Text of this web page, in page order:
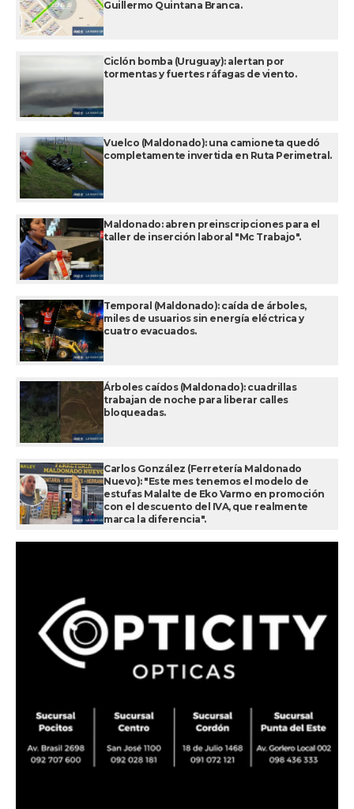
Guillermo Quintana Branca.
Ciclón bomba (Uruguay): alertan por
tormentas y fuertes ráfagas de viento.
Vuelco (Maldonado): una camioneta quedó
completamente invertida en Ruta Perimetral.
Maldonado: abren preinscripciones para el
taller de inserción laboral "Mc Trabajo".
Temporal (Maldonado): caída de árboles,
miles de usuarios sin energía eléctrica y
cuatro evacuados.
Árboles caídos (Maldonado): cuadrillas
trabajan de noche para liberar calles
bloqueadas.
Carlos González (Ferretería Maldonado
Nuevo): "Este mes tenemos el modelo de
estufas Malalte de Eko Varmo en promoción
con el descuento del IVA, que realmente
marca la diferencia".